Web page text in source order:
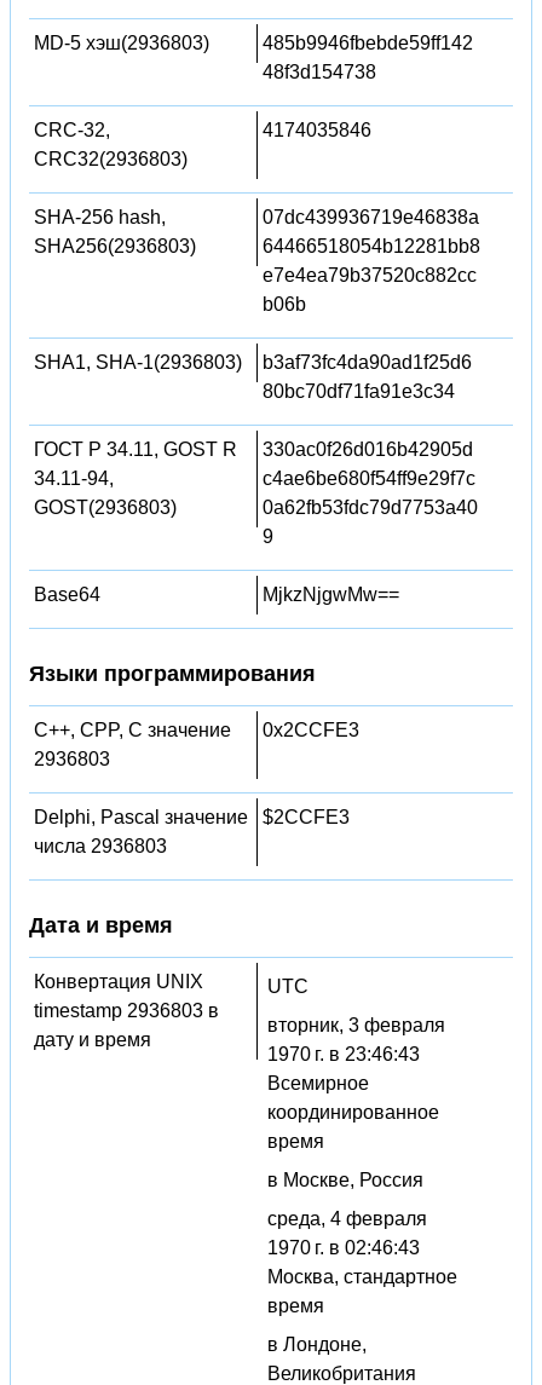
MD-5 хэш(2936803)
485b9946fbebde59ff142
48f3d154738
CRC-32,
CRC32(2936803)
4174035846
SHA-256 hash,
SHA256(2936803)
07dc439936719e46838a
64466518054b12281bb8
e7e4ea79b37520c882cc
b06b
SHA1, SHA-1(2936803)
b3af73fc4da90ad1f25d6
80bc70df71fa91e3c34
ГОСТ Р 34.11, GOST R
34.11-94,
GOST(2936803)
330ac0f26d016b42905d
c4ae6be680f54ff9e29f7c
0a62fb53fdc79d7753a40
9
Base64 MjkzNjgwMw==
Языки программирования
C++, CPP, C значение
2936803
0x2CCFE3
Delphi, Pascal значение
числа 2936803
$2CCFE3
Дата и время
Конвертация UNIX
timestamp 2936803 в
дату и время
UTC
вторник, 3 февраля
1970 г. в 23:46:43
Всемирное
координированное
время
в Москве, Россия
среда, 4 февраля
1970 г. в 02:46:43
Москва, стандартное
время
в Лондоне,
Великобритания